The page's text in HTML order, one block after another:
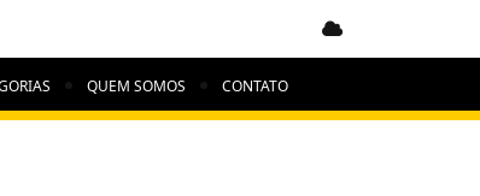
QUEM SOMOS CONTATO